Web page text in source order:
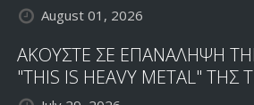
August 01, 2026
ΑΚΟΥΣΤΕ ΣΕ ΕΠΑΝΑΛΗΨΗ
"THIS IS HEAVY METAL" ΤΗΣ